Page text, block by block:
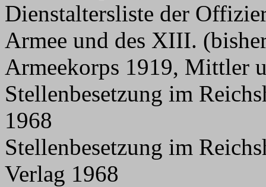
Dienstaltersliste der
Armee und des XIII.
Armeekorps 1919, Mittler
Stellenbesetzung im
1968
Stellenbesetzung im
Verlag 1968